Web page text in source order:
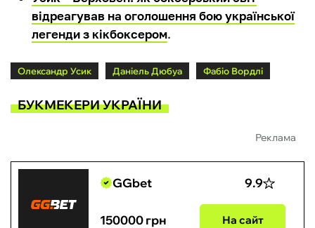
відреагував на оголошення бою української
легенди з кікбоксером.
Олександр Усик Даніель Дюбуа Фабіо Вордлі
БУКМЕКЕРИ УКРАЇНИ
Реклама
GGbet 9.9
150000 грн На сайт